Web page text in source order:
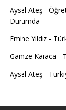
Aysel Ateş -
Durumda
Emine Yıldız -
Gamze Karaca -
Aysel Ateş -